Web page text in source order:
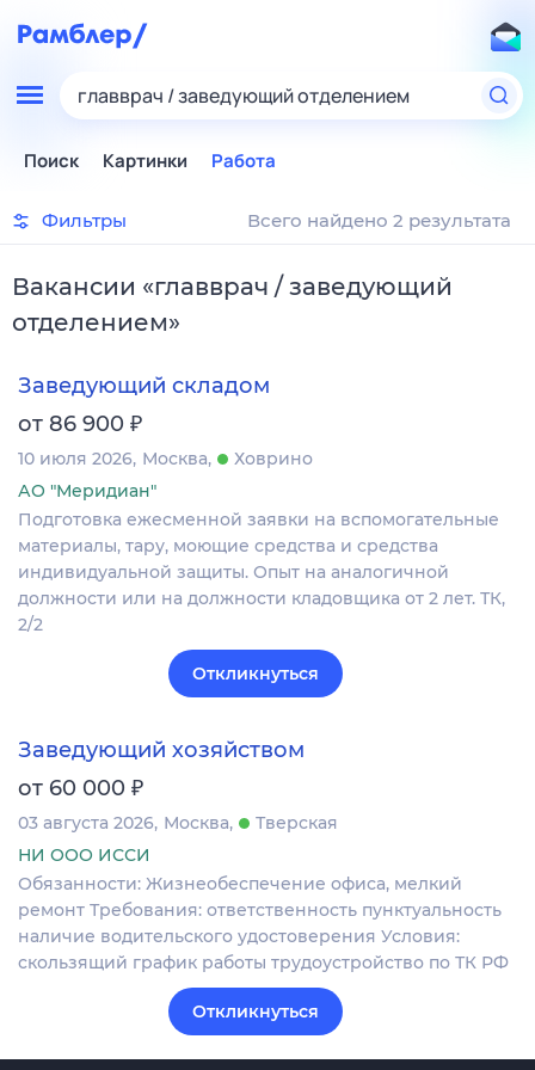
главврач / заведующий отделением
Поиск Картинки Работа
Фильтры Всего найдено 2 результата
Вакансии «главврач / заведующий
отделением»
Заведующий складом
от 86 900 ₽
10 июля 2026 Москва
Ховрино
АО "Меридиан"
Подготовка ежесменной заявки на вспомогательные
материалы, тару, моющие средства и средства
индивидуальной защиты. Опыт на аналогичной
должности или на должности кладовщика от 2 лет. ТК,
2/2
Откликнуться
Заведующий хозяйством
от 60 000 ₽
03 августа 2026 Москва
Тверская
НИ ООО ИССИ
Обязанности: Жизнеобеспечение офиса, мелкий
ремонт Требования: ответственность пунктуальность
наличие водительского удостоверения Условия:
скользящий график работы трудоустройство по ТК РФ
Откликнуться